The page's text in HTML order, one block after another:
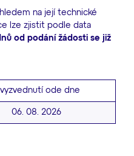
na její technické
lze zjistit podle data
od podání žádosti se již
vyzvednutí ode dne
06. 08. 2026